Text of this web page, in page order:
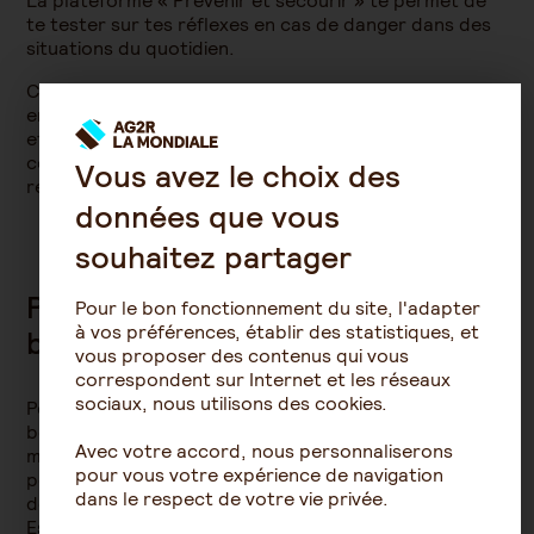
te tester sur tes réflexes en cas de danger dans des
situations du quotidien.
Comment réagir face à un arrêt cardiaque ? Que faire
en cas d’incendie ? d’étouffement ? Grâce à des quiz
et des mises en situation réalistes, tu peux évaluer tes
connaissances sur les comportements qui sauvent et
revoir les bons gestes à adopter :
Pars en missions et apprends les
bons gestes
Pour mieux t’accompagner dans l’apprentissage des
bons comportements ou simplement pour revoir et
maintenir tes acquis, « Prévenir et secourir » te
permets de mettre en situation : Qui appeler en cas
de besoin ? Comment faire un massage cardiaque ?
Est-ce que je dois faire un garrot ?
Vous avez le choix des
données que vous
souhaitez partager
Pour le bon fonctionnement du site, l'adapter
à vos préférences, établir des statistiques, et
vous proposer des contenus qui vous
correspondent sur Internet et les réseaux
sociaux, nous utilisons des cookies.
Avec votre accord, nous personnaliserons
pour vous votre expérience de navigation
dans le respect de votre vie privée.